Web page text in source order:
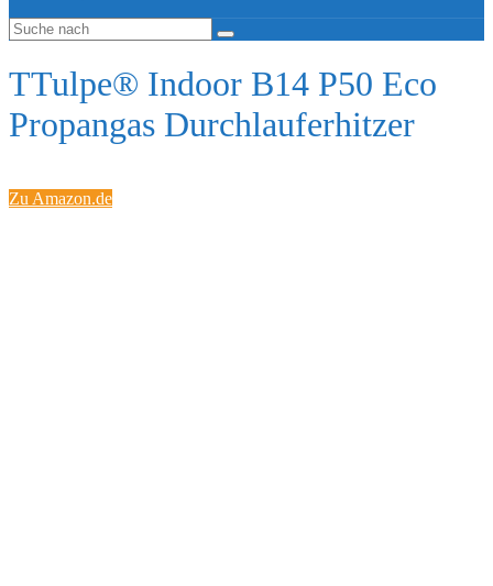
TTulpe® Indoor B14 P50 Eco
Propangas Durchlauferhitzer
Zu Amazon.de